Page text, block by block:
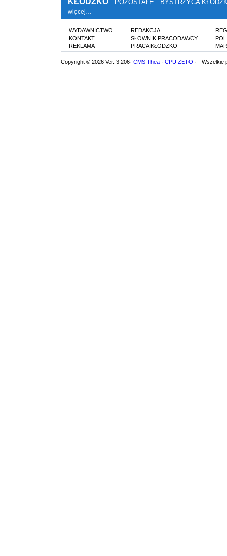
POZOSTAŁE BYSTRZYCA
więcej…
WYDAWNICTWO
KONTAKT
REKLAMA
REDAKCJA
SŁOWNIK PRACODAWCY
PRACA KŁODZKO
Copyright © 2026 Ver. 3.206· CMS Thea · CPU ZETO · - Wszelkie